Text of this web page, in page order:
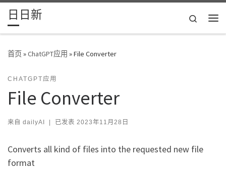
Skip to content
日日新
Search
首页»ChatGPT应用 »File Converter
CHATGPT应用
File Converter
来自 dailyAI | 已发表 2023年11月28日
Converts all kind of files into the requested new file
format